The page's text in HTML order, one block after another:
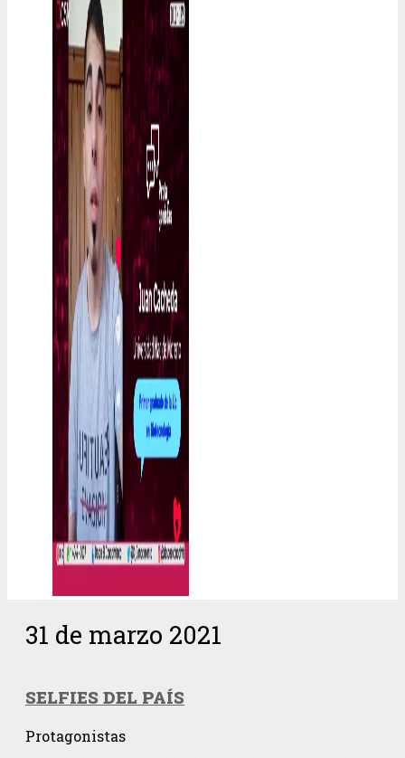
31 de marzo 2021
SELFIES DEL PAÍS
Protagonistas